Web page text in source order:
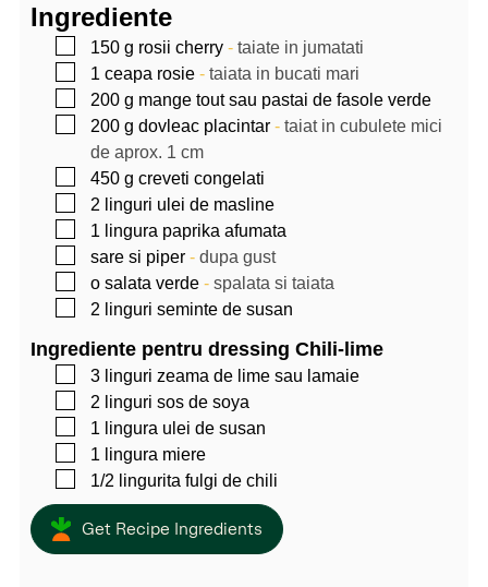
Ingrediente
▢
150 g rosii cherry- taiate in jumatati
▢
1 ceapa rosie- taiata in bucati mari
▢
200 g mange tout sau pastai de fasole verde
▢
200 g dovleac placintar- taiat in cubulete mici
de aprox. 1 cm
▢
450 g creveti congelati
▢
2 linguri ulei de masline
▢
1 lingura paprika afumata
▢
sare si piper- dupa gust
▢
o salata verde- spalata si taiata
▢
2 linguri seminte de susan
Ingrediente pentru dressing Chili-lime
▢
3 linguri zeama de lime sau lamaie
▢
2 linguri sos de soya
▢
1 lingura ulei de susan
▢
1 lingura miere
▢
1/2 lingurita fulgi de chili
Get Recipe Ingredients